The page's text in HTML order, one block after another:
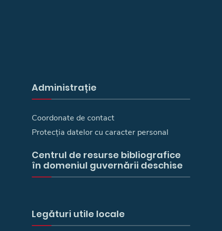
Administrație
Coordonate de contact
Protecția datelor cu caracter personal
Centrul de resurse bibliografice
în domeniul guvernării deschise
Legături utile locale